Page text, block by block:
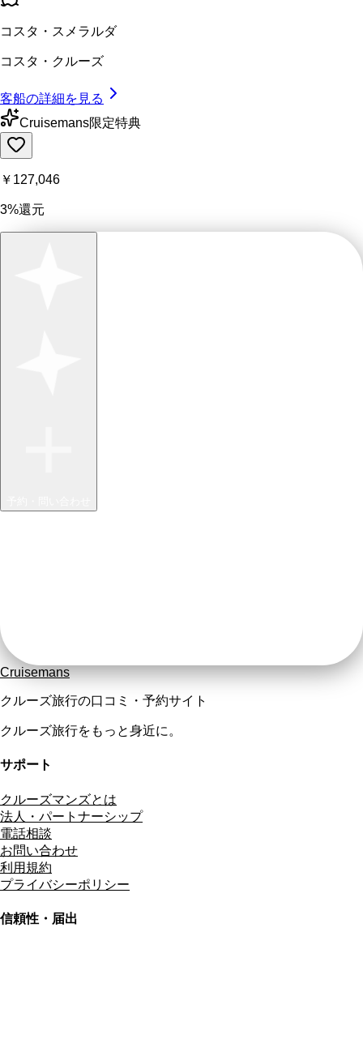
コスタ・スメラルダ
コスタ・クルーズ
客船の詳細を見る
Cruisemans限定特典
￥127,046
3%還元
Cruisemans
クルーズ旅行の口コミ・予約サイト
クルーズ旅行をもっと身近に。
サポート
クルーズマンズとは
法人・パートナーシップ
電話相談
お問い合わせ
利用規約
プライバシーポリシー
信頼性・届出